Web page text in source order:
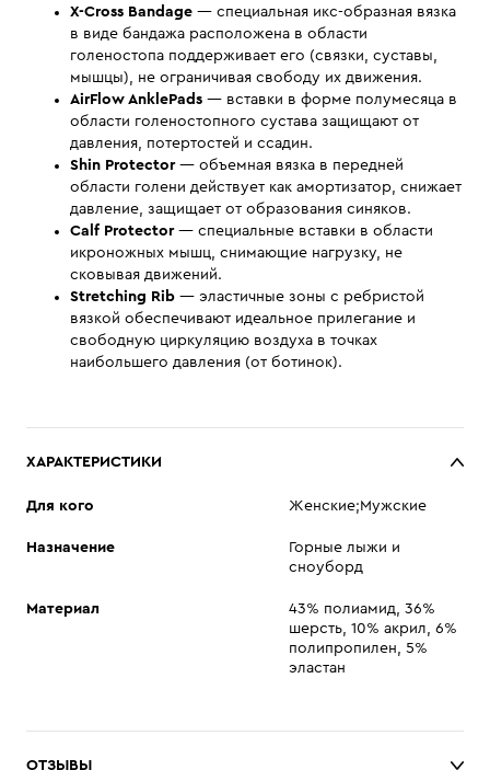
X-Cross Bandage — специальная икс-образная вязка
в виде бандажа расположена в области
голеностопа поддерживает его (связки, суставы,
мышцы), не ограничивая свободу их движения.
AirFlow AnklePads — вставки в форме полумесяца в
области голеностопного сустава защищают от
давления, потертостей и ссадин.
Shin Protector— объемная вязка в передней
области голени действует как амортизатор, снижает
давление, защищает от образования синяков.
Calf Protector— специальные вставки в области
икроножных мышц, снимающие нагрузку, не
сковывая движений.
Stretching Rib — эластичные зоны с ребристой
вязкой обеспечивают идеальное прилегание и
свободную циркуляцию воздуха в точках
наибольшего давления (от ботинок).
ХАРАКТЕРИСТИКИ
Для кого Женские;Мужские
Назначение
Горные лыжи и
сноуборд
Материал
43% полиамид, 36%
шерсть, 10% акрил, 6%
полипропилен, 5%
эластан
ОТЗЫВЫ